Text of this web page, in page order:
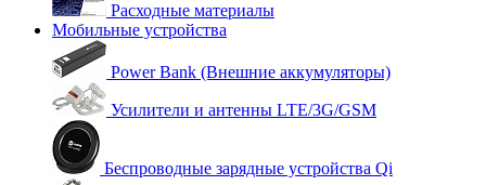
Расходные материалы
Мобильные устройства
Power Bank (Внешние аккумуляторы)
Усилители и антенны LTE/3G/GSM
Беспроводные зарядные устройства Qi